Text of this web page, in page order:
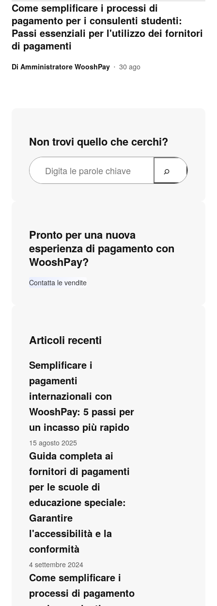
Come semplificare i processi di
pagamento per i consulenti studenti:
Passi essenziali per l'utilizzo dei fornitori
di pagamenti
Di Amministratore WooshPay • 30 ago
Non trovi quello che cerchi?
Pronto per una nuova
esperienza di pagamento con
WooshPay?
Contatta le vendite
Articoli recenti
Semplificare i
pagamenti
internazionali con
WooshPay: 5 passi per
un incasso più rapido
15 agosto 2025
Guida completa ai
fornitori di pagamenti
per le scuole di
educazione speciale:
Garantire
l'accessibilità e la
conformità
4 settembre 2024
Come semplificare i
processi di pagamento